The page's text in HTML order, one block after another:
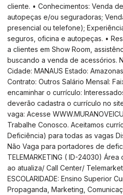
cliente. • Conhecimentos: Venda
autopeças e/ou seguradoras;
presencial ou telefone);
seguros, oficina e autopeças. •
a clientes em Show Room,
buscando a venda de acessórios.
Cidade: MANAUS Estado:
Contrato: Outros Salário Mensal:
encaminhar o currículo:
deverão cadastra o currículo no
vaga: Acesse
Trabalhe Conosco. Aceitamos
Deficiência) para todas as vagas
Não Vaga para portadores de
TELEMARKETING ( ID-24030)
ao atualiza/ Call Center/
ESCOLARIDADE: Ensino Superior
Propaganda, Marketing,